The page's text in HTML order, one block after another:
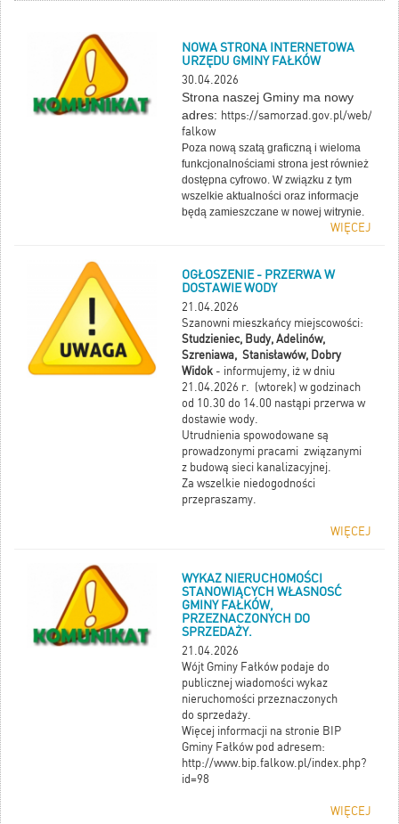
NOWA STRONA INTERNETOWA
URZĘDU GMINY FAŁKÓW
30.04.2026
Strona naszej Gminy ma nowy
adres: https://samorzad.gov.pl/web/
falkow
Poza nową szatą graficzną i wieloma
funkcjonalnościami strona jest również
dostępna cyfrowo. W związku z tym
wszelkie aktualności oraz informacje
będą zamieszczane w nowej witrynie.
WIĘCEJ
OGŁOSZENIE - PRZERWA W
DOSTAWIE WODY
21.04.2026
Szanowni mieszkańcy miejscowości:
Studzieniec, Budy, Adelinów,
Szreniawa, Stanisławów, Dobry
Widok - informujemy, iż w dniu
21.04.2026 r. (wtorek) w godzinach
od 10.30 do 14.00 nastąpi przerwa w
dostawie wody.
Utrudnienia spowodowane są
prowadzonymi pracami związanymi
z budową sieci kanalizacyjnej.
Za wszelkie niedogodności
przepraszamy.
WIĘCEJ
WYKAZ NIERUCHOMOŚCI
STANOWIĄCYCH WŁASNOSĆ
GMINY FAŁKÓW,
PRZEZNACZONYCH DO
SPRZEDAŻY.
21.04.2026
Wójt Gminy Fałków podaje do
publicznej wiadomości wykaz
nieruchomości przeznaczonych
dosprzedaży.
Więcej informacji na stronie BIP
Gminy Fałków pod adresem:
http://www.bip.falkow.pl/index.php?
id=98
WIĘCEJ